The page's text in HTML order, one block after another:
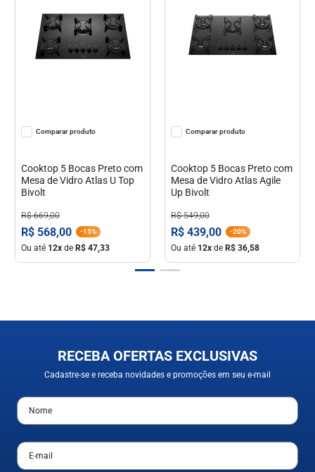
Comparar
Cooktop 5 Bocas Preto com
Mesa de Vidro Atlas U Top
Bivolt
R$ 669,00
R$ 568,00 -15%
Ou até 12x de R$ 47,33
Comparar
Cooktop 5 Bocas Preto com
Mesa de Vidro Atlas Agile
Up Bivolt
R$ 549,00
R$ 439,00 -20%
Ou até 12x de R$ 36,58
RECEBA OFERTAS EXCLUSIVAS
Cadastre-se e receba novidades e promoções em seu e-mail